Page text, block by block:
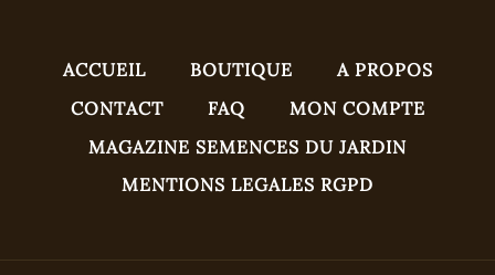
ACCUEIL BOUTIQUE
A PROPOS
CONTACT
FAQ
MON COMPTE
MAGAZINE SEMENCES DU JARDIN
MENTIONS LEGALES RGPD